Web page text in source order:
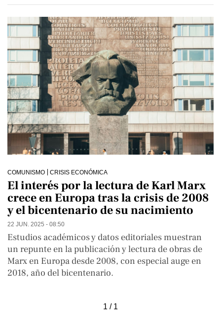
COMUNISMO CRISIS ECONÓMICA
El interés por la lectura de Karl Marx
crece en Europa tras la crisis de 2008
y el bicentenario de su nacimiento
22 JUN. 2025 - 08:50
Estudios académicos y datos editoriales muestran
un repunte en la publicación y lectura de obras de
Marx en Europa desde 2008, con especial auge en
2018, año del bicentenario.
1 / 1